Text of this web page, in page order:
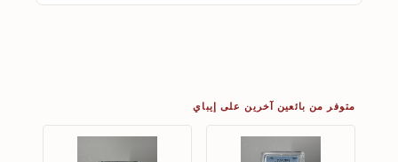
متوفر من بائعين آخرين على إيباي